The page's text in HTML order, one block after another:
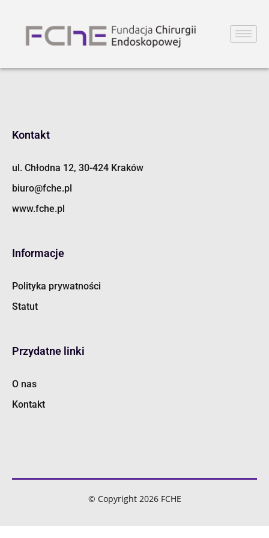
Kontakt
ul. Chłodna 12, 30-424 Kraków
biuro@fche.pl
www.fche.pl
Informacje
Polityka prywatności
Statut
Przydatne linki
O nas
Kontakt
© Copyright 2026 FCHE